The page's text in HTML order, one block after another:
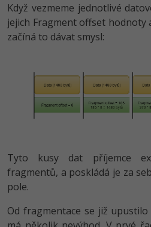
Když vezmeme jednotlivé
jejich Fragment offset hodnoty
začíná to dávat smysl:
Tyto kusy dat příjemce
fragmentů, a poskládá je za
pole.
Od fragmentace se již